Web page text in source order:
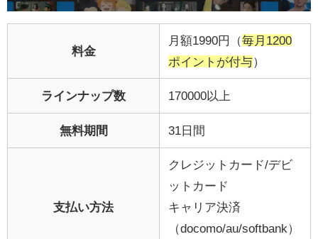
料金
月額1990円（毎月1200
ポイントが付与）
ラインナップ数 170000以上
無料期間 31日間
支払い方法
クレジットカード/デビ
ットカード
キャリア決済
（docomo/au/softbank）